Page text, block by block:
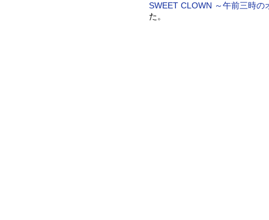
SWEET CLOWN ～午前三時
た。